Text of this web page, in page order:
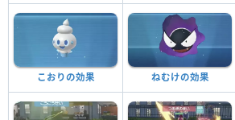
こおりの効果 ねむけの効果